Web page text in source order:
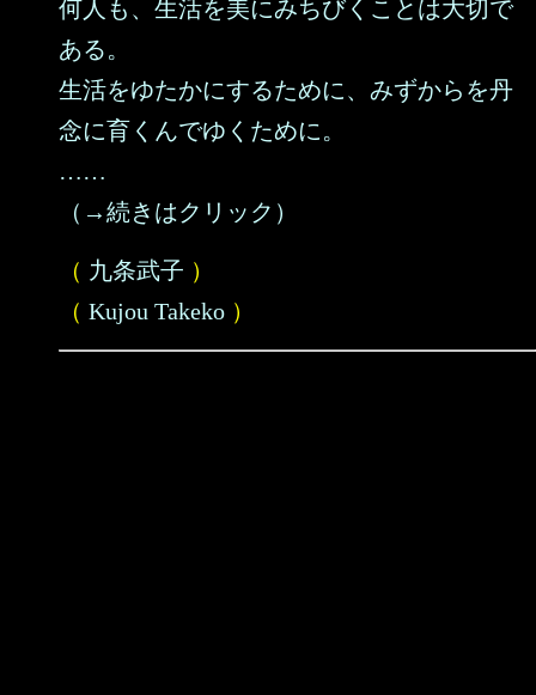
何人も、生活を美にみちびくことは大切で
ある。
生活をゆたかにするために、みずからを丹
念に育くんでゆくために。
……
（→続きはクリック）
（ 九条武子 ）
（ Kujou Takeko ）